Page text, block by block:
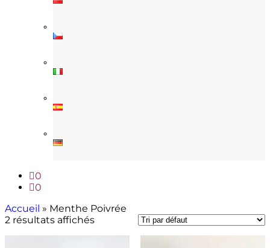
0
0
Accueil » Menthe Poivrée
2 résultats affichés